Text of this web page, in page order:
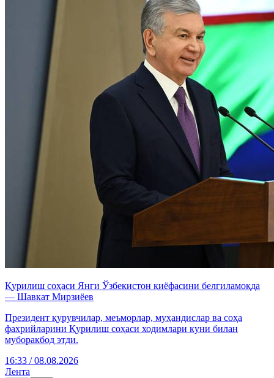
Қурилиш соҳаси Янги Ўзбекистон қиёфасини белгиламоқда
— Шавкат Мирзиёев
Президент қурувчилар, меъморлар, муҳандислар ва соҳа
фахрийларини Қурилиш соҳаси ходимлари куни билан
муборакбод этди.
16:33 / 08.08.2026
Лента